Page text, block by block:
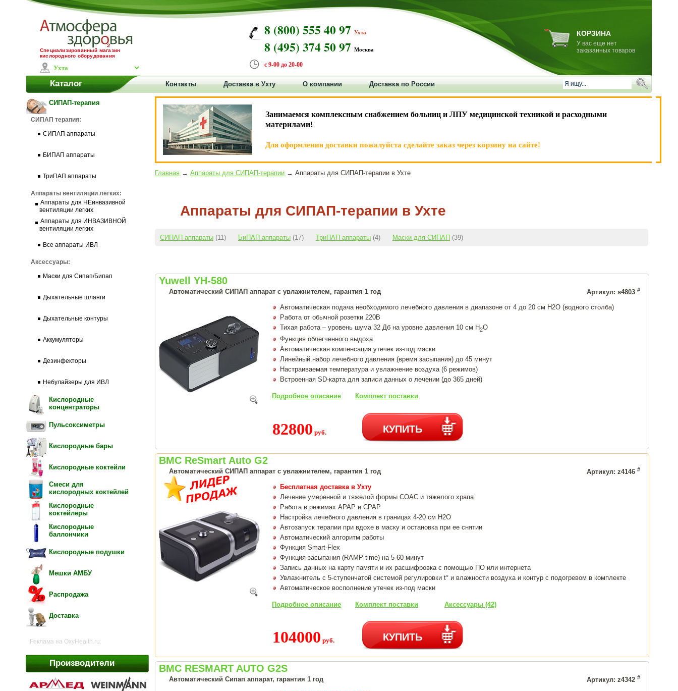
Специализированный магазин
кислородного оборудования
8 (800) 555 40 97 Ухта
8 (495) 374 50 97 Москва
с 9-00 до 20-00
КОРЗИНА
У вас еще нет
заказанных товаров
Каталог Контакты Доставка в Ухту О компании Доставка по России
СИПАП-терапия
СИПАП терапия:
СИПАП аппараты
БИПАП аппараты
ТриПАП аппараты
Аппараты вентиляции легких:
Аппараты для НЕинвазивной
вентиляции легких
Аппараты для ИНВАЗИВНОЙ
вентиляции легких
Все аппараты ИВЛ
Аксессуары:
Маски для Сипап/Бипап
Дыхательные шланги
Дыхательные контуры
Аккумуляторы
Дезинфекторы
Небулайзеры для ИВЛ
Кислородные
концентраторы
Пульсоксиметры
Кислородные бары
Кислородные коктейли
Смеси для
кислородных коктейлей
Кислородные
коктейлеры
Кислородные
баллончики
Кислородные подушки
Мешки АМБУ
Распродажа
Доставка
Реклама на OxyHealth.ru:
Производители
Занимаемся комплексным снабжением больниц и ЛПУ медицинской техникой и расходными
материлами!
Для оформления доставки пожалуйста сделайте заказ через корзину на сайте!
Главная → Аппараты для СИПАП-терапии → Аппараты для СИПАП-терапии в Ухте
Аппараты для СИПАП-терапии в Ухте
СИПАП аппараты (11) БиПАП аппараты (17) ТриПАП аппараты (4) Маски для СИПАП (39)
Yuwell YH-580
Автоматический СИПАП аппарат с увлажнителем, гарантия 1 год Артикул: s4803 #
Автоматическая подача необходимого лечебного давления в диапазоне от 4 до 20 см Н2О (водного столба)
Работа от обычной розетки 220В
Тихая работа – уровень шума 32 Дб на уровне давления 10 см H2O
Функция облегченного выдоха
Автоматическая компенсация утечек из-под маски
Линейный набор лечебного давления (время засыпания) до 45 минут
Настраиваемая температура и увлажнение воздуха (6 режимов)
Встроенная SD-карта для записи данных о лечении (до 365 дней)
Подробное описание Комплект поставки
82800 руб. КУПИТЬ
BMC ReSmart Auto G2
Автоматический СИПАП аппарат с увлажнителем, гарантия 1 год Артикул: z4146 #
Бесплатная доставка в Ухту
Лечение умеренной и тяжелой формы СОАС и тяжелого храпа
Работа в режимах APAP и CPAP
Настройка лечебного давления в границах 4-20 см H2O
Автозапуск терапии при вдохе в маску и остановка при ее снятии
Автоматический алгоритм работы
Функция Smart-Flex
Функция засыпания (RAMP time) на 5-60 минут
Запись данных на карту памяти и их расшифровка с помощью ПО или интернета
Увлажнитель с 5-ступенчатой системой регулировки t° и влажности воздуха и контур с подогревом в комплекте
Автоматическое восполнение утечек из-под маски
Подробное описание Комплект поставки Аксессуары (42)
104000 руб. КУПИТЬ
BMC RESMART AUTO G2S
Автоматический Сипап аппарат, гарантия 1 год Артикул: z4342 #